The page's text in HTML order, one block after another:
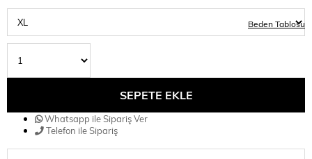
Beden Tablosu
Whatsapp ile Sipariş Ver
Telefon ile Sipariş